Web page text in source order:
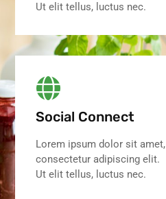
Ut elit tellus, luctus nec.
Social Connect
Lorem ipsum dolor sit amet,
consectetur adipiscing elit.
Ut elit tellus, luctus nec.